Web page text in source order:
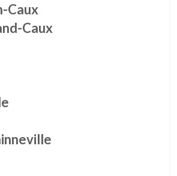
Caux
Caux